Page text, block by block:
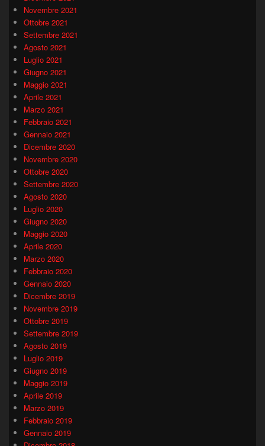
Novembre 2021
Ottobre 2021
Settembre 2021
Agosto 2021
Luglio 2021
Giugno 2021
Maggio 2021
Aprile 2021
Marzo 2021
Febbraio 2021
Gennaio 2021
Dicembre 2020
Novembre 2020
Ottobre 2020
Settembre 2020
Agosto 2020
Luglio 2020
Giugno 2020
Maggio 2020
Aprile 2020
Marzo 2020
Febbraio 2020
Gennaio 2020
Dicembre 2019
Novembre 2019
Ottobre 2019
Settembre 2019
Agosto 2019
Luglio 2019
Giugno 2019
Maggio 2019
Aprile 2019
Marzo 2019
Febbraio 2019
Gennaio 2019